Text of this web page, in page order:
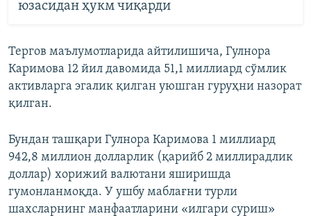
юзасидан ҳукм чиқарди
Тергов маълумотларида айтилишича, Гулнора
Каримова 12 йил давомида 51,1 миллиард сўмлик
активларга эгалик қилган уюшган гуруҳни назорат
қилган.
Бундан ташқари Гулнора Каримова 1 миллиард
942,8 миллион долларлик (қарийб 2 миллирадлик
доллар) хорижий валютани яширишда
гумонланмоқда. У ушбу маблағни турли
шахсларнинг манфаатларини «илгари суриш»